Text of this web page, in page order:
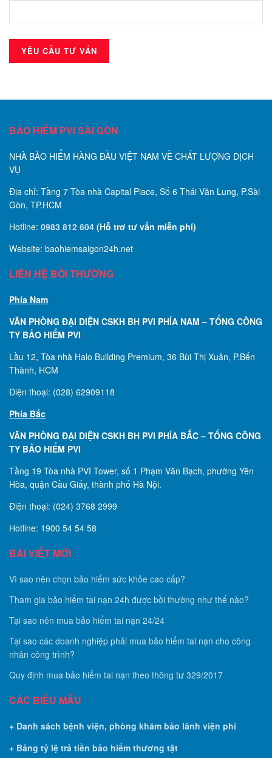
BẢO HIỂM PVI SÀI GÒN
NHÀ BẢO HIỂM HÀNG ĐẦU VIỆT NAM VỀ CHẤT LƯỢNG DỊCH
VỤ
Địa chỉ: Tầng 7 Tòa nhà Capital Place, Số 6 Thái Văn Lung, P.Sài
Gòn, TP.HCM
Hotline: 0983 812 604 (Hỗ trơ tư vấn miễn phí)
Website: baohiemsaigon24h.net
LIÊN HỆ BỒI THƯỜNG
Phía Nam
VĂN PHÒNG ĐẠI DIỆN CSKH BH PVI PHÍA NAM – TỔNG CÔNG
TY BẢO HIỂM PVI
Lầu 12, Tòa nhà Halo Building Premium, 36 Bùi Thị Xuân, P.Bến
Thành, HCM
Điện thoại: (028) 62909118
Phía Bắc
VĂN PHÒNG ĐẠI DIỆN CSKH BH PVI PHÍA BẮC – TỔNG CÔNG
TY BẢO HIỂM PVI
Tầng 19 Tòa nhà PVI Tower, số 1 Phạm Văn Bạch, phường Yên
Hòa, quận Cầu Giấy, thành phố Hà Nội.
Điện thoại: (024) 3768 2999
Hotline: 1900 54 54 58
BÀI VIẾT MỚI
Vì sao nên chọn bảo hiểm sức khỏe cao cấp?
Tham gia bảo hiểm tai nạn 24h được bồi thường như thế nào?
Tại sao nên mua bảo hiểm tai nạn 24/24
Tại sao các doanh nghiệp phải mua bảo hiểm tai nạn cho công
nhân công trình?
Quy định mua bảo hiểm tai nạn theo thông tư 329/2017
CÁC BIỂU MẪU
+ Danh sách bệnh viện, phòng khám bảo lãnh viện phí
+ Bảng tỷ lệ trả tiền bảo hiểm thương tật